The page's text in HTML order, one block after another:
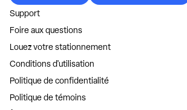
Support
Foire aux questions
Louez votre stationnement
Conditions d'utilisation
Politique de confidentialité
Politique de témoins